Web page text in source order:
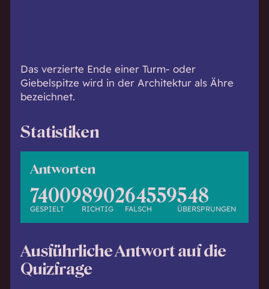
Das verzierte Ende einer Turm- oder
Giebelspitze wird in der Architektur als Ähre
bezeichnet.
Statistiken
Antworten
74009
GESPIELT
8902
RICHTIG
64559
FALSCH
548
ÜBERSPRUNGEN
Ausführliche Antwort auf die
Quizfrage